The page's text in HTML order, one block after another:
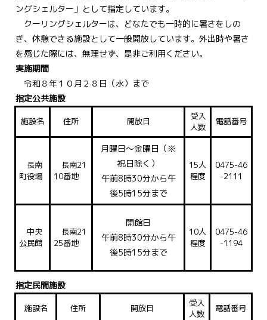
ングシェルター」として指定しています。
クーリングシェルターは、どなたでも一時的に暑さをしの
ぎ、休憩できる施設として一般開放しています。外出時や暑さ
を感じた際には、無理せず、是非ご利用ください。
実施期間
令和８年１０月２８日（水）まで
指定公共施設
施設名 住所 開放日
受入
人数
電話番号
長南
町役場
長南21
10番地
月曜日～金曜日（※
祝日除く）
午前8時30分から午
後5時15分まで
15人
程度
0475-46
-2111
中央
公民館
長南21
25番地
開館日
午前8時30分から午
後5時15分まで
10人
程度
0475-46
-1194
指定民間施設
施設名 住所 開放日
受入
人数
電話番号